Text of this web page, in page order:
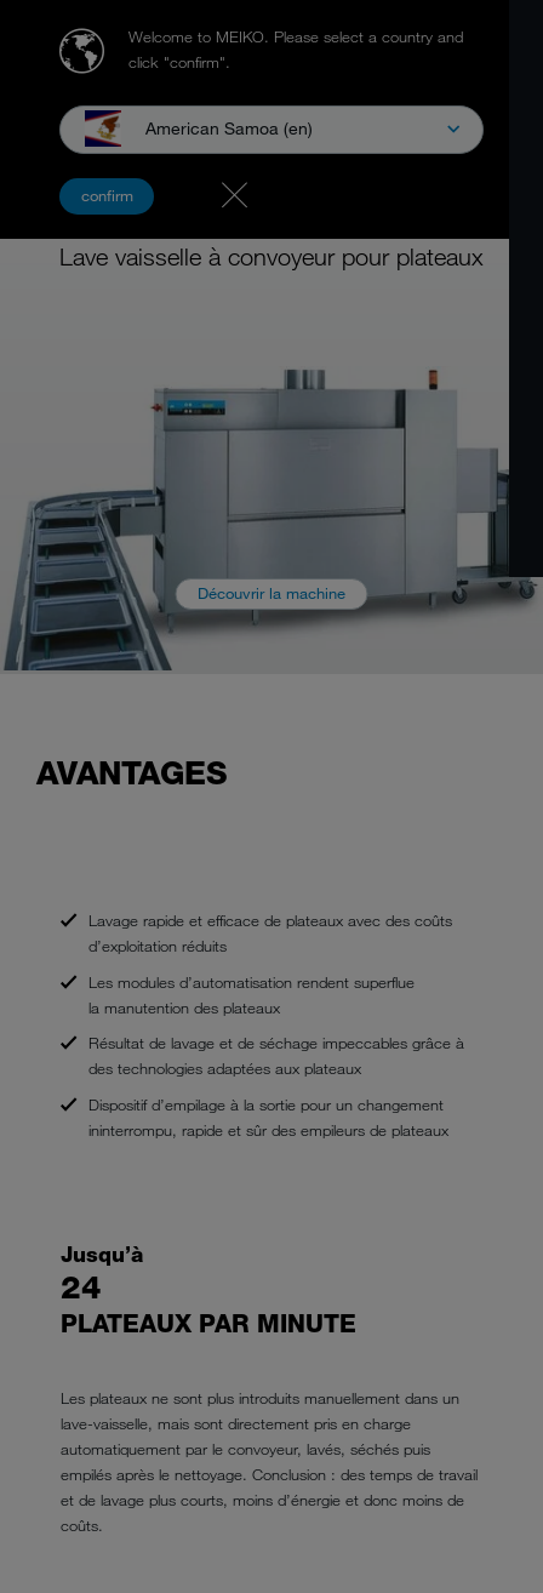
Welcome to MEIKO. Please select a country and
click "confirm".
American Samoa (en)
confirm
SAV et données techniques
MEIKO BTA
Lave vaisselle à convoyeur pour plateaux
Découvrir la machine
AVANTAGES
Lavage rapide et efficace de plateaux avec des coûts
d’exploitation réduits
Les modules d’automatisation rendent superflue
la manutention des plateaux
Résultat de lavage et de séchage impeccables grâce à
des technologies adaptées aux plateaux
Dispositif d’empilage à la sortie pour un changement
ininterrompu, rapide et sûr des empileurs de plateaux
Jusqu’à
24
PLATEAUX PAR MINUTE
Les plateaux ne sont plus introduits manuellement dans un
lave-vaisselle, mais sont directement pris en charge
automatiquement par le convoyeur, lavés, séchés puis
empilés après le nettoyage. Conclusion : des temps de travail
et de lavage plus courts, moins d’énergie et donc moins de
coûts.